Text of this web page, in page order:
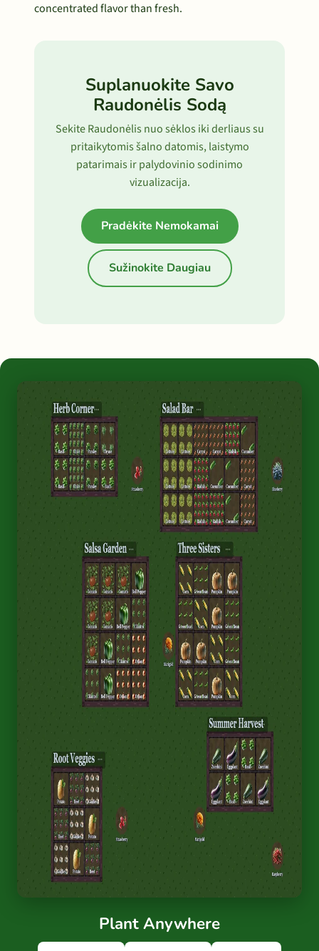
concentrated flavor than fresh.
Suplanuokite Savo
Raudonėlis Sodą
Sekite Raudonėlis nuo sėklos iki derliaus su
pritaikytomis šalno datomis, laistymo
patarimais ir palydovinio sodinimo
vizualizacija.
Pradėkite Nemokamai
Sužinokite Daugiau
Plant Anywhere